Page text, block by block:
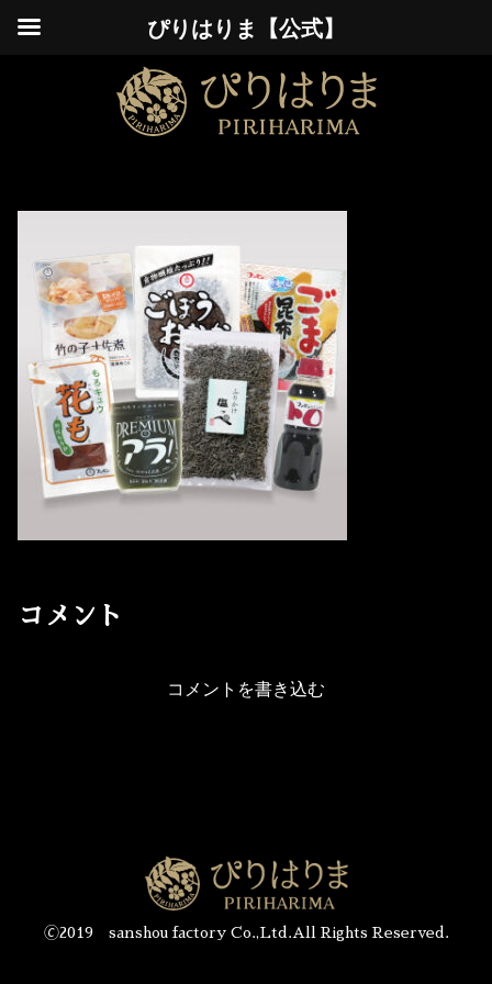
コメント
コメントを書き込む
🄫2019 sanshou factory Co.,Ltd.All Rights Reserved.
ぴりはりま【公式】